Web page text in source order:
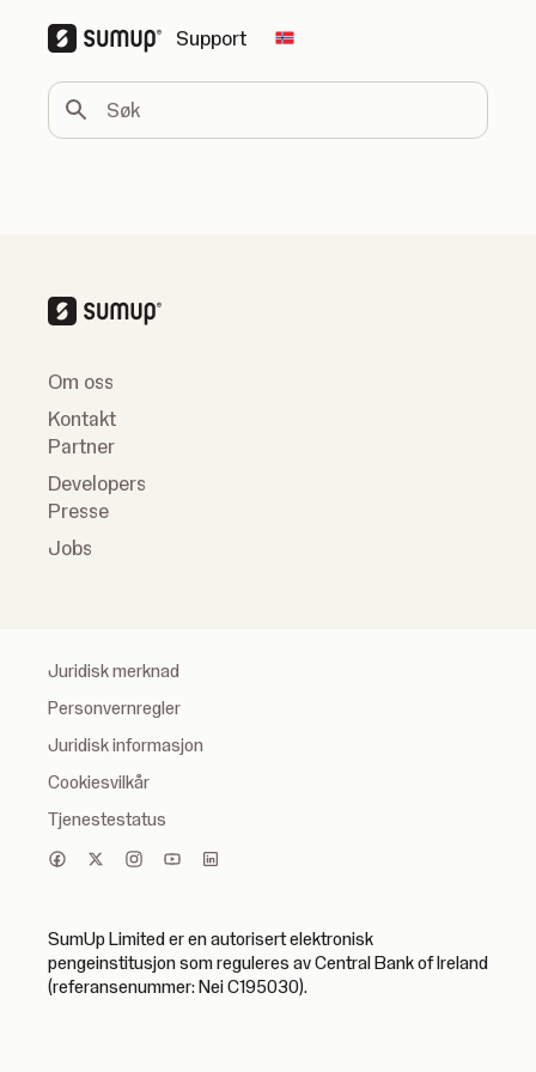
Support Change country
Søk
Om oss
Kontakt
Partner
Developers
Presse
Jobs
Juridisk merknad
Personvernregler
Juridisk informasjon
Cookiesvilkår
Tjenestestatus
SumUp Limited er en autorisert elektronisk
pengeinstitusjon som reguleres av Central Bank of Ireland
(referansenummer: Nei C195030).